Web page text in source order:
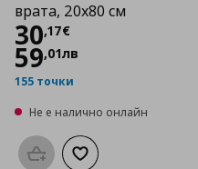
врата, 20x80 см
30,17€
Цена
59,01лв
155 точки
Не е налично онлайн
Προσθήκη στο καλάθι
Добави към